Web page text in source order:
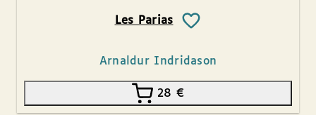
Les Parias
Arnaldur Indridason
28 €